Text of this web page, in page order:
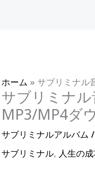
ホーム » サブリミナル
サブリミナル
MP3/MP4ダ
サブリミナルアルバム /
サブリミナル, 人生の